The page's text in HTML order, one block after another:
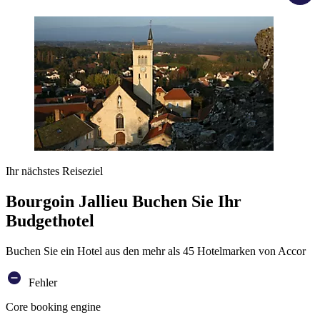
Ihr nächstes Reiseziel
Bourgoin Jallieu Buchen Sie Ihr
Budgethotel
Buchen Sie ein Hotel aus den mehr als 45 Hotelmarken von Accor
Fehler
Core booking engine